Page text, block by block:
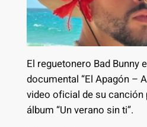
El reguetonero Bad Bunny
documental “El Apagón –
video oficial de su canción
álbum “Un verano sin ti”.